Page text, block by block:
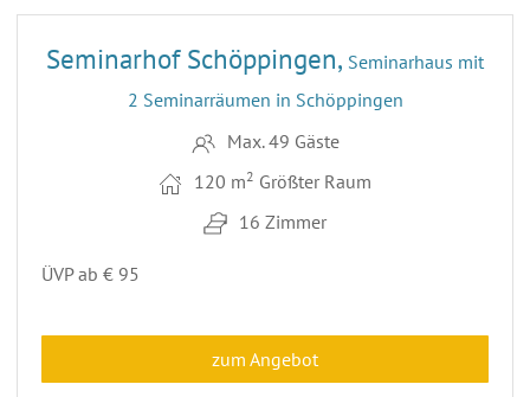
Seminarhof Schöppingen, Seminarhaus mit
2 Seminarräumen in Schöppingen
Max. 49 Gäste
120 m2 Größter Raum
16 Zimmer
ÜVP ab € 95
zum Angebot